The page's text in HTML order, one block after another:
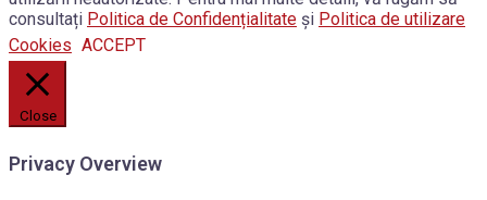
consultați Politica de Confidențialitate și Politica de utilizare
Cookies ACCEPT
Close
Privacy Overview